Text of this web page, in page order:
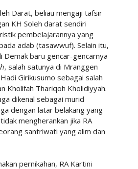
Darat, beliau mengaji tafsir
KH Soleh darat sendiri
pembelajarannya yang
adab (tasawwuf). Selain itu,
Demak baru gencar-gencarnya
, salah satunya di Mranggen
Girikusumo sebagai salah
Kholifah Thariqoh Kholidiyyah.
dikenal sebagai murid
dengan latar belakang yang
mengherankan jika RA
santriwati yang alim dan
pernikahan, RA Kartini